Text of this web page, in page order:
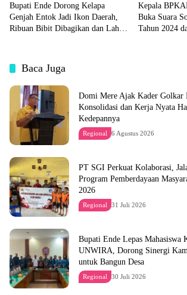
Bupati Ende Dorong Kelapa
Genjah Entok Jadi Ikon Daerah,
Ribuan Bibit Dibagikan dan Lahan
Kepala
Buka Suara
Tahun 2024
Baca Juga
Domi Mere Ajak Kader Golkar
Konsolidasi dan Kerja Nyata
Kedepannya
Regional 6 Agustus 2026
PT SGI Perkuat Kolaborasi,
Program Pemberdayaan
2026
Regional 31 Juli 2026
Bupati Ende Lepas
UNWIRA, Dorong Sinergi
untuk Bangun Desa
Regional 30 Juli 2026